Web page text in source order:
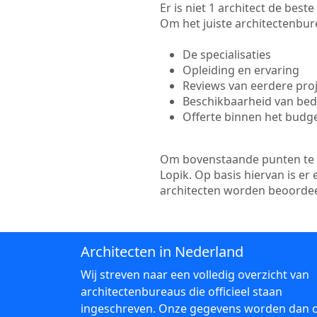
Er is niet 1 architect de
Om het juiste
De specialisaties
Opleiding en ervaring
Reviews van eerdere
Beschikbaarheid van
Offerte binnen het
Om bovenstaande punten
Lopik. Op basis hiervan is
architecten worden
Architecten in Nederland
Wij streven naar een volledig overzicht van
architectenbureaus die officieel staan
ingeschreven. Onze gegevens worden dan